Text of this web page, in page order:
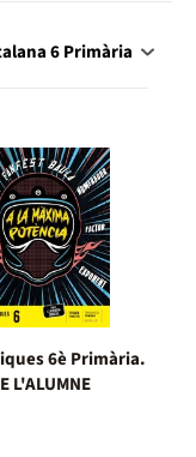
6 Primària
6è Primària.
L'ALUMNE